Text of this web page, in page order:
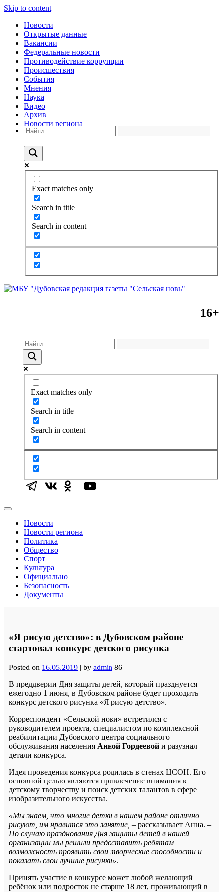
Skip to content
Новости
Открытые данные
Вакансии
Федеральные новости
Противодействие коррупции
Происшествия
События
Мнения
Наука
Видео
Архив
Новости региона
Exact matches only
Search in title
Search in content
16+
Exact matches only
Search in title
Search in content
Новости
Новости региона
Политика
Общество
Спорт
Культура
Официально
Безопасность
Документы
«Я рисую детство»: в Дубовском районе
стартовал конкурс детского рисунка
Posted on 16.05.2019 | by admin 86
В преддверии Дня защиты детей, который празднуется
ежегодно 1 июня, в Дубовском районе будет проходить
конкурс детского рисунка «Я рисую детство».
Корреспондент «Сельской нови» встретился с
руководителем проекта, специалистом по комплексной
реабилитации Дубовского центра социального
обслуживания населения Анной Гордеевой и разузнал
детали конкурса.
Идея проведения конкурса родилась в стенах ЦСОН. Его
основной целью являются привлечение внимания к
детскому творчеству и поиск детских талантов в сфере
изобразительного искусства.
«Мы знаем, что многие детки в нашем районе отлично
рисуют, им нравится это занятие, – рассказывает Анна. –
По случаю празднования Дня защиты детей в нашей
организации мы решили предоставить ребятам
возможность проявить свои творческие способности и
показать свои лучшие рисунки».
Принять участие в конкурсе может любой желающий
ребёнок или подросток не старше 18 лет, проживающий в